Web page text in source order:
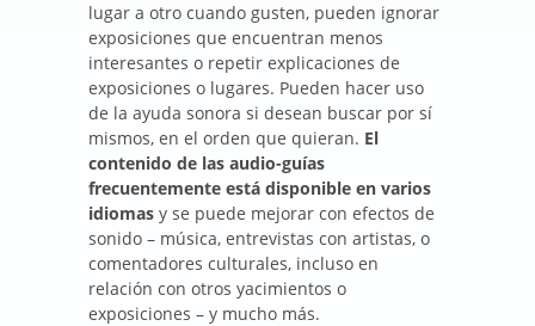
lugar a otro cuando gusten, pueden ignorar
exposiciones que encuentran menos
interesantes o repetir explicaciones de
exposiciones o lugares. Pueden hacer uso
de la ayuda sonora si desean buscar por sí
mismos, en el orden que quieran. El
contenido de las audio-guías
frecuentemente está disponible en varios
idiomas y se puede mejorar con efectos de
sonido – música, entrevistas con artistas, o
comentadores culturales, incluso en
relación con otros yacimientos o
exposiciones – y mucho más.